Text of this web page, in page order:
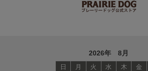
2026年 8月
日 月 火 水 木 金